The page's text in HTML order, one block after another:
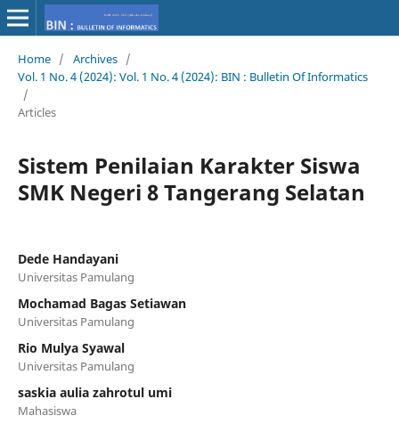
Home / Archives /
Vol. 1 No. 4 (2024): Vol. 1 No. 4 (2024): BIN : Bulletin Of Informatics
/
Articles
Sistem Penilaian Karakter Siswa
SMK Negeri 8 Tangerang Selatan
Dede Handayani
Universitas Pamulang
Mochamad Bagas Setiawan
Universitas Pamulang
Rio Mulya Syawal
Universitas Pamulang
saskia aulia zahrotul umi
Mahasiswa